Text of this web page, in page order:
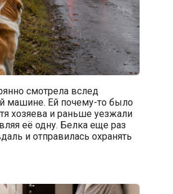
смотрела вслед
машине. Ей почему-то было
хозяева и раньше уезжали
её одну. Белка еще раз
и отправилась охранять